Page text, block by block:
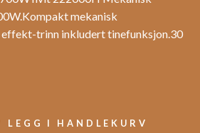
mekanisk
trinn inkludert tinefunksjon.30
LEGG I HANDLEKURV